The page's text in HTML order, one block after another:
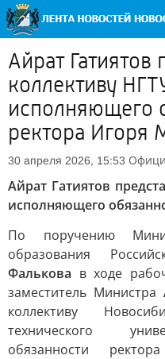
Айрат Гатиятов
коллективу
исполняющего
ректора Игоря
30 апреля 2026, 15:53
Айрат Гатиятов
исполняющего
По поручению
образования
Фалькова в ходе
заместитель Министра
коллективу
технического
обязанности